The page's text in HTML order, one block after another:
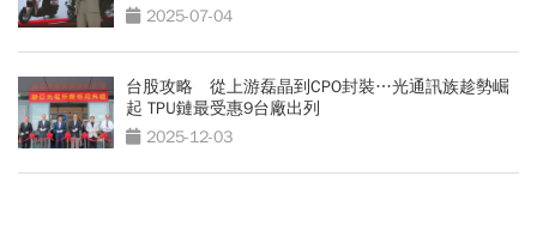
2025-07-04
台股攻略 從上游磊晶到CPO封裝…光通訊族趁勢崛
起 TPU鏈最受惠9台廠出列
2025-12-03